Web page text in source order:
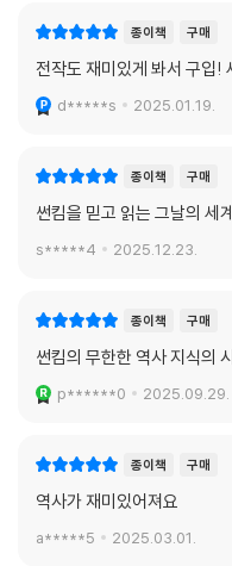
그동안 너무 무겁거나 어려운
만날 때이다. 매일 하루 5분 그
지적이며 유머러스한 입담으
종이책 구매
전작도 재미있게 봐서 구입!
d*****s 2025.01.19.
종이책 구매
썬킴을 믿고 읽는 그날의 세
s*****4 2025.12.23.
종이책 구매
썬킴의 무한한 역사 지식의
p******0 2025.09.29.
종이책 구매
역사가 재미있어져요
a*****5 2025.03.01.